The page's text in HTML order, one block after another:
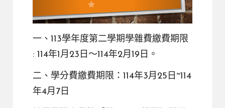
一、113學年度第二學期學雜費繳費期限
: 114年1月23日～114年2月19日。
二、學分費繳費期限：114年3月25日~114
年4月7日